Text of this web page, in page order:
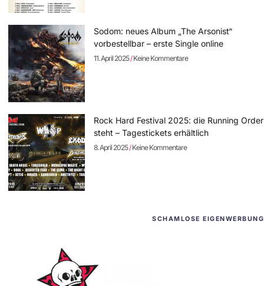
Sodom: neues Album „The Arsonist“
vorbestellbar – erste Single online
11. April 2025 Keine Kommentare
Rock Hard Festival 2025: die Running Order
steht – Tagestickets erhältlich
8. April 2025 Keine Kommentare
SCHAMLOSE EIGENWERBUNG